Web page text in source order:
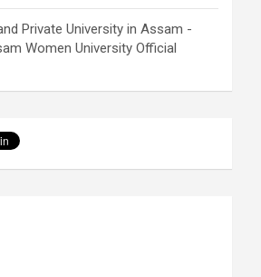
Private University in Assam -
Women University Official